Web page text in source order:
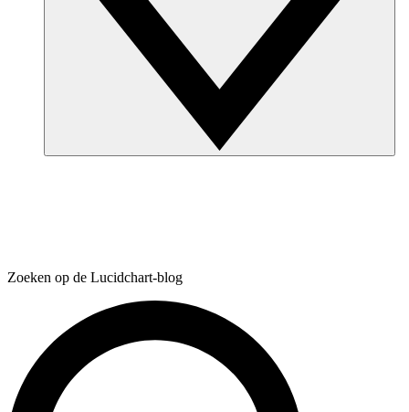
Zoeken op de Lucidchart-blog